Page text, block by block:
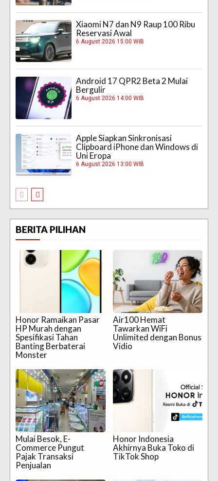
Xiaomi N7 dan N9 Raup 100 Ribu
Reservasi Awal
6 August 2026 15:00 WIB
Android 17 QPR2 Beta 2 Mulai
Bergulir
6 August 2026 14:00 WIB
Apple Siapkan Sinkronisasi
Clipboard iPhone dan Windows di
Uni Eropa
6 August 2026 13:00 WIB
BERITA PILIHAN
Honor Ramaikan Pasar
HP Murah dengan
Spesifikasi Tahan
Banting Berbaterai
Monster
Air100 Hemat
Tawarkan WiFi
Unlimited dengan Bonus
Vidio
Mulai Besok, E-
Commerce Pungut
Pajak Transaksi
Penjualan
Honor Indonesia
Akhirnya Buka Toko di
TikTok Shop